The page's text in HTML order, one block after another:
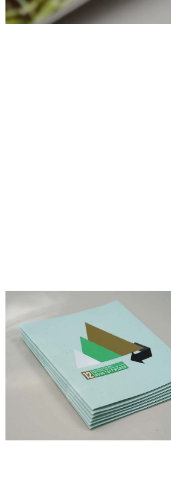
BILDUNGSMATERIALIEN, CORPORATE
IDENTITY, IDENTITY, ILLUSTRATION,